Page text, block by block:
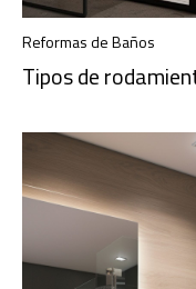
Reformas de Baños
Tipos de